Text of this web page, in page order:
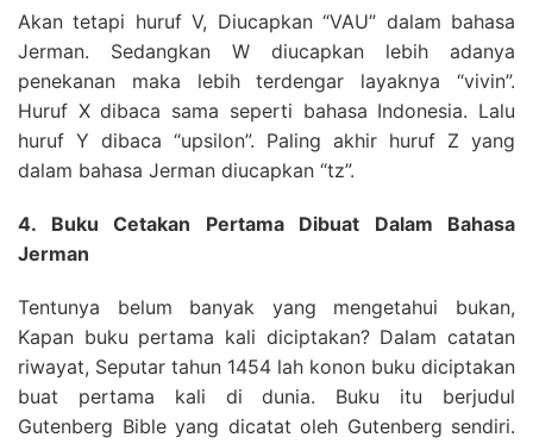
Akan tetapi huruf V, Diucapkan “VAU” dalam bahasa
Jerman. Sedangkan W diucapkan lebih adanya
penekanan maka lebih terdengar layaknya “vivin”.
Huruf X dibaca sama seperti bahasa Indonesia. Lalu
huruf Y dibaca “upsilon”. Paling akhir huruf Z yang
dalam bahasa Jerman diucapkan “tz”.
4. Buku Cetakan Pertama Dibuat Dalam Bahasa
Jerman
Tentunya belum banyak yang mengetahui bukan,
Kapan buku pertama kali diciptakan? Dalam catatan
riwayat, Seputar tahun 1454 lah konon buku diciptakan
buat pertama kali di dunia. Buku itu berjudul
Gutenberg Bible yang dicatat oleh Gutenberg sendiri.